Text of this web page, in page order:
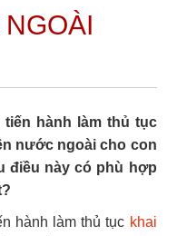
tiến hành làm thủ tục
nước ngoài cho con
điều này có phù hợp
hành làm thủ tục khai